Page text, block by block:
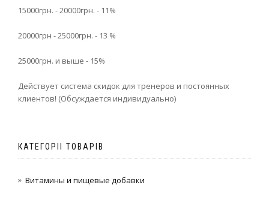
15000грн. - 20000грн. - 11%
20000грн - 25000грн. - 13 %
25000грн. и выше - 15%
Действует система скидок для тренеров и постоянных
клиентов! (Обсуждается индивидуально)
КАТЕГОРІІ ТОВАРІВ
Витамины и пищевые добавки